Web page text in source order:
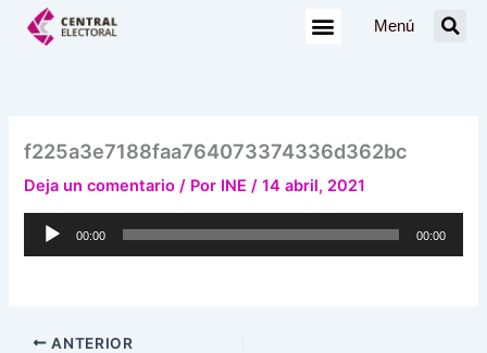
Menú
f225a3e7188faa764073374336d362bc
Deja un comentario / Por INE/14 abril, 2021
Reproductor
00:00 00:00
ANTERIOR